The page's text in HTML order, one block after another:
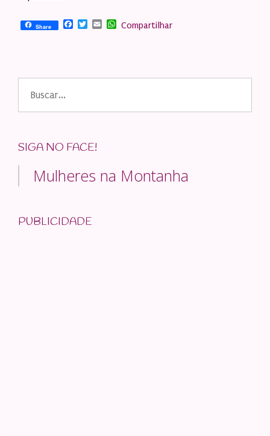
Share Facebook
Twitter
EmailWhatsApp
Compartilhar
por:
SIGA NO FACE!
Mulheres na Montanha
PUBLICIDADE